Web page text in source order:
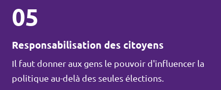
05
Responsabilisation des citoyens
Il faut donner aux gens le pouvoir d'influencer la
politique au-delà des seules élections.